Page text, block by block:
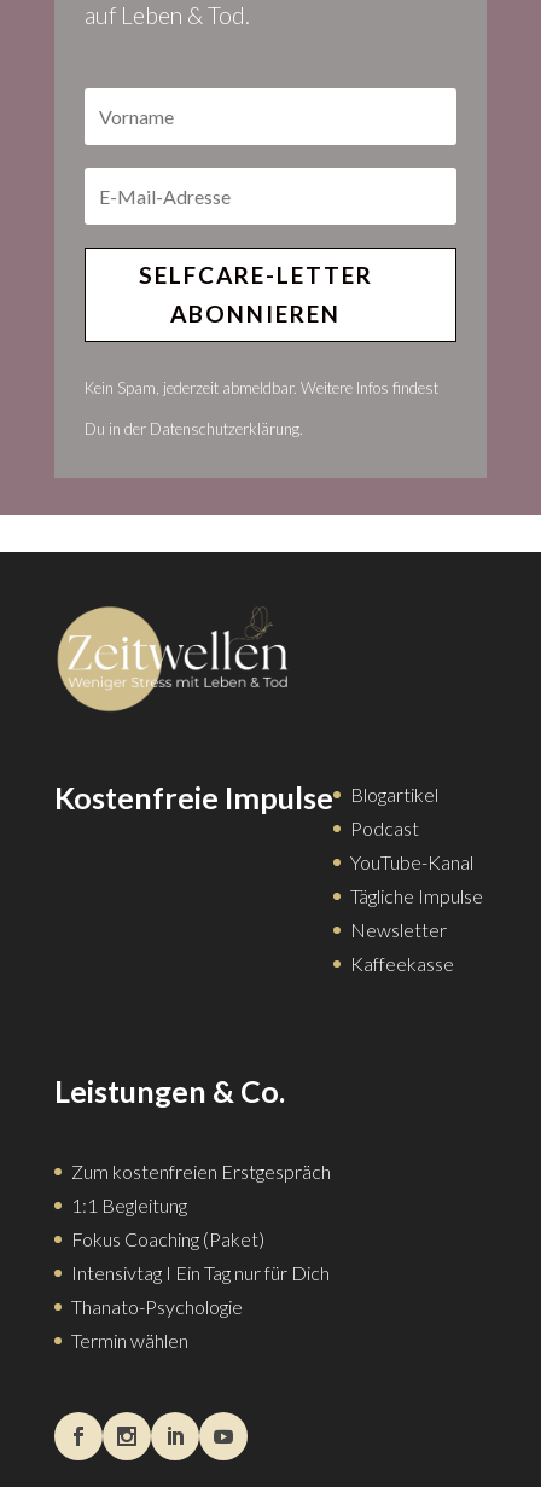
auf Leben & Tod.
SELFCARE-LETTER
ABONNIEREN
Kein Spam, jederzeit abmeldbar. Weitere Infos findest
Du in der Datenschutzerklärung.
Kostenfreie Impulse
Blogartikel
Podcast
YouTube-Kanal
Tägliche Impulse
Newsletter
Kaffeekasse
Leistungen & Co.
Zum kostenfreien Erstgespräch
1:1 Begleitung
Fokus Coaching (Paket)
Intensivtag I Ein Tag nur für Dich
Thanato-Psychologie
Termin wählen